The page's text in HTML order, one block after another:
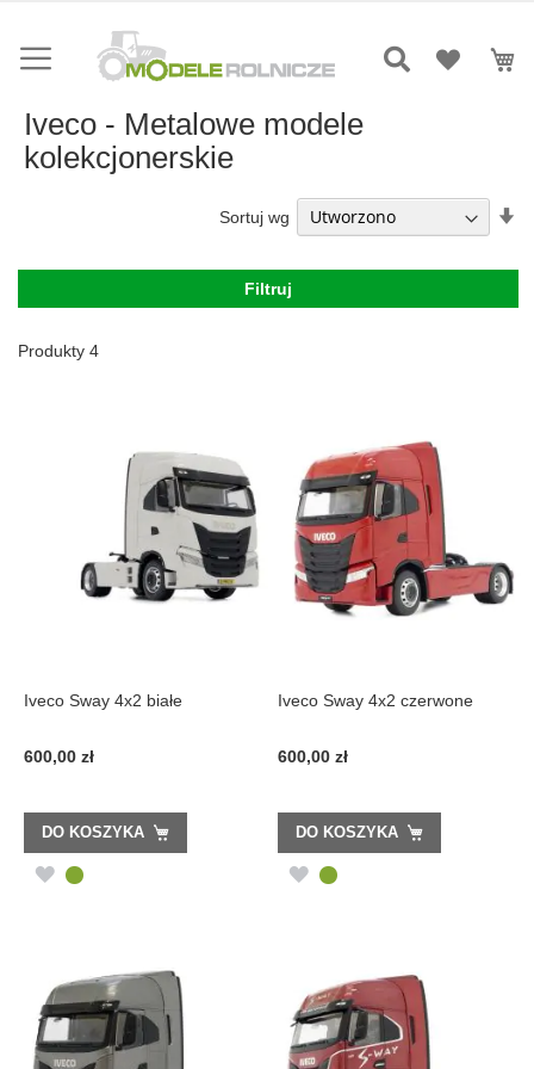
treści
Iveco - Metalowe modele
kolekcjonerskie
Produkty 4
Sortuj wg
Iveco Sway 4x2 białe
600,00 zł
DO KOSZYKA
DODAJ
ŻYCZEŃ
Iveco Sway 4x2 czerwone
600,00 zł
DO KOSZYKA
DODAJ
ŻYCZEŃ
Filtruj